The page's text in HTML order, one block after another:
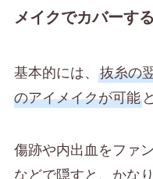
メイクでカバーする
基本的には、 抜糸の
のアイメイクが可能
傷跡や内出血をファ
などで隠すと、かな